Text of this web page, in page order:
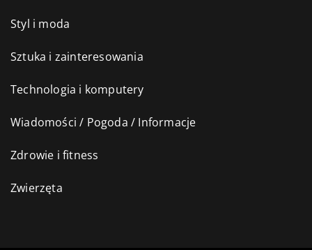
Styl i moda
Sztuka i zainteresowania
Technologia i komputery
Wiadomości / Pogoda / Informacje
Zdrowie i fitness
Zwierzęta